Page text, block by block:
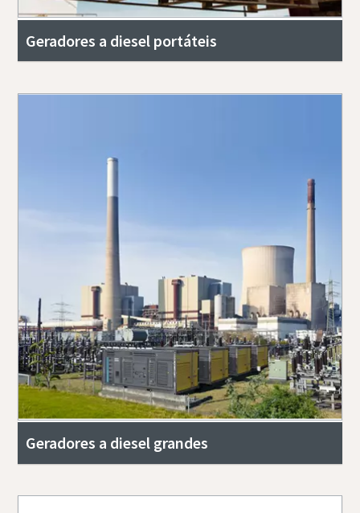
Geradores a diesel portáteis
Geradores a diesel grandes